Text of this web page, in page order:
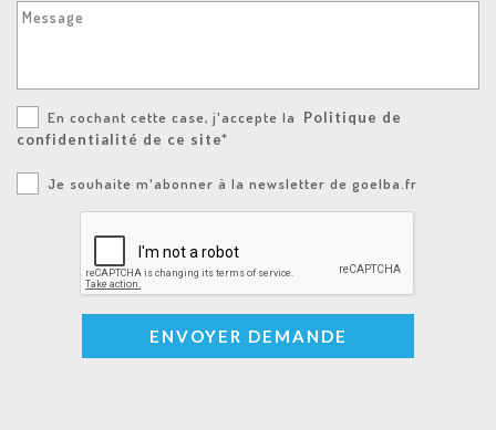
Message
En cochant cette case, j'accepte la
Politique de
confidentialité de ce site*
Je souhaite m'abonner à la newsletter de goelba.fr
ENVOYER DEMANDE